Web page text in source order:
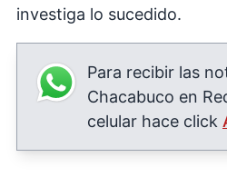
investiga lo sucedido.
Para recibir las
Chacabuco en
celular hace click